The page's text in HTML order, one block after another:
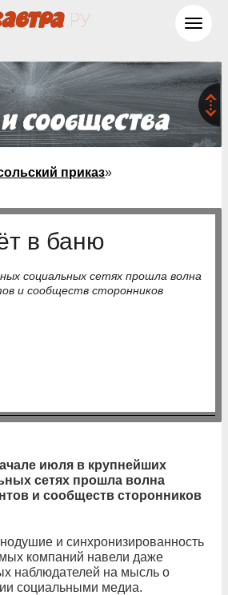
приказ»
в баню
социальных сетях прошла волна
и сообществ сторонников
июля в крупнейших
сетях прошла волна
и сообществ сторонников
и синхронизированность
компаний навели даже
наблюдателей на мысль о
социальными медиа.